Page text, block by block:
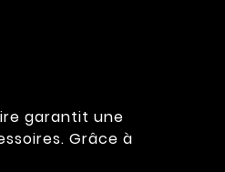
garantit une
Grâce à